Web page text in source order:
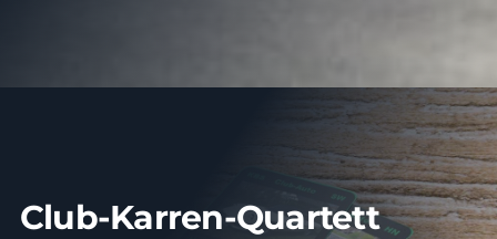
Club-Karren-Quartett